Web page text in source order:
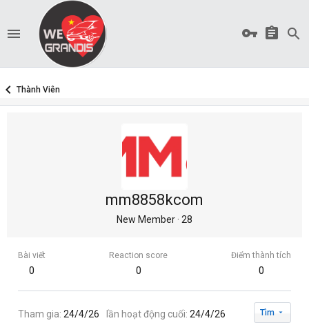
Thành Viên
mm8858kcom
New Member· 28
Bài viết
0
Reaction score
0
Điểm thành tích
0
Tham gia 24/4/26 lần hoạt động cuối 24/4/26 Tìm